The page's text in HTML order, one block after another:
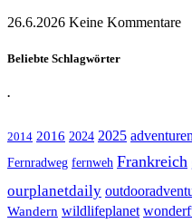
26.6.2026 Keine Kommentare
Beliebte Schlagwörter
.
2014 2016 2024 2025
Fernradweg fernweh Frankreich
ourplanetdaily
Wandern wildlifeplanet